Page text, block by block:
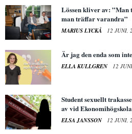
Lössen kliver av:
man träffar varandra”
MARIUS LYCKÅ 12 JUNI,
Är jag den enda som
ELLA KULLGREN 12
Student sexuellt
av vid
ELSA JANSSON 12 JUNI,